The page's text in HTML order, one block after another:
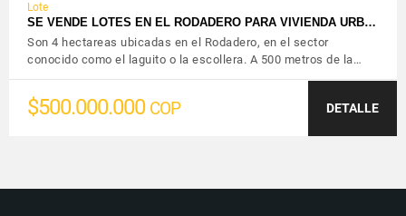
Lote
SE VENDE LOTES EN EL RODADERO PARA VIVIENDA URB…
Son 4 hectareas ubicadas en el Rodadero, en el sector
conocido como el laguito o la escollera. A 500 metros de la…
$500.000.000 COP DETALLE